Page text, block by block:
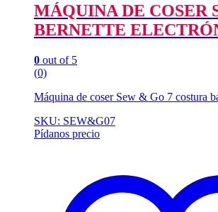
MÁQUINA DE COSER
BERNETTE
0 out of 5
(0)
Máquina de coser Sew & Go 7 costura
SKU: SEW&G07
Pídanos precio